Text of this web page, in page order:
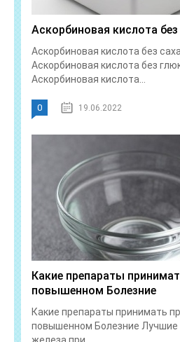
Аскорбиновая кислота без
Аскорбиновая кислота без
Аскорбиновая кислота без
Аскорбиновая кислота...
0 19.06.2022
Какие препараты
повышенном Болезние
Какие препараты принимать
повышенном Болезние Лучшие